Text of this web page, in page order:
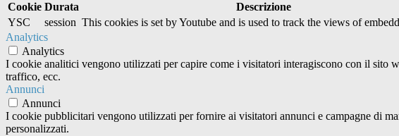
Cookie Durata
Descrizione
YSC
session This cookies is set by Youtube and is used to track the views of
Analytics
Analytics
I cookie analitici vengono utilizzati per capire come i visitatori interagiscono con il sito
traffico, ecc.
Annunci
Annunci
I cookie pubblicitari vengono utilizzati per fornire ai visitatori annunci e campagne di
personalizzati.